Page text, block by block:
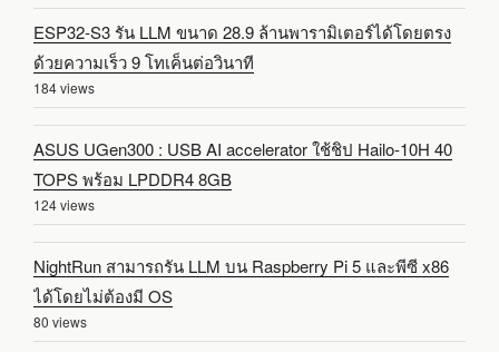
ESP32-S3 รัน LLM ขนาด 28.9 ล้านพารามิเตอร์ได้โดยตรง
ด้วยความเร็ว 9 โทเค็นต่อวินาที
184 views
ASUS UGen300 : USB AI accelerator ใช้ชิป Hailo-10H 40
TOPS พร้อม LPDDR4 8GB
124 views
NightRun สามารถรัน LLM บน Raspberry Pi 5 และพีซี x86
ได้โดยไม่ต้องมี OS
80 views